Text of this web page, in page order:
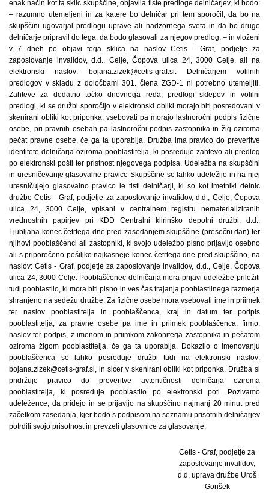
Cetis - Graf, podjetje za
zaposlovanje invalidov,
d.d. uprava družbe Uroš
Gorišek